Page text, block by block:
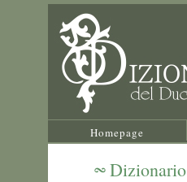
Homepage
Dizionario